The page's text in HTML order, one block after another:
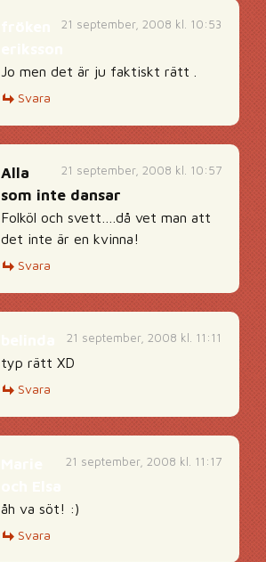
21 september, 2008 kl. 10:53
Jo men det är ju faktiskt rätt .
Svara
21 september, 2008 kl. 10:57
Alla
som inte dansar
Folköl och svett….då vet man att
det inte är en kvinna!
Svara
21 september, 2008 kl. 11:11
typ rätt XD
Svara
21 september, 2008 kl. 11:17
åh va söt! :)
Svara